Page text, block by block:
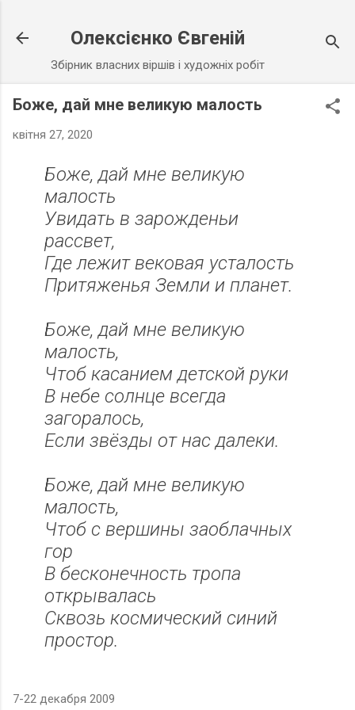
Олексієнко Євгеній
Збірник власних віршів і художніх робіт
Боже, дай мне великую малость
квітня 27, 2020
Боже, дай мне великую
малость
Увидать в зарожденьи
рассвет,
Где лежит вековая усталость
Притяженья Земли и планет.
Боже, дай мне великую
малость,
Чтоб касанием детской руки
В небе солнце всегда
загоралось,
Если звёзды от нас далеки.
Боже, дай мне великую
малость,
Чтоб с вершины заоблачных
гор
В бесконечность тропа
открывалась
Сквозь космический синий
простор.
7-22 декабря 2009